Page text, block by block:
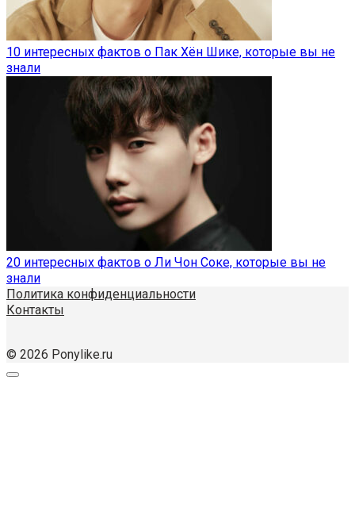
10 интересных фактов о Пак Хён Шике, которые вы не
знали
20 интересных фактов о Ли Чон Соке, которые вы не
знали
Политика конфиденциальности
Контакты
© 2026 Ponylike.ru